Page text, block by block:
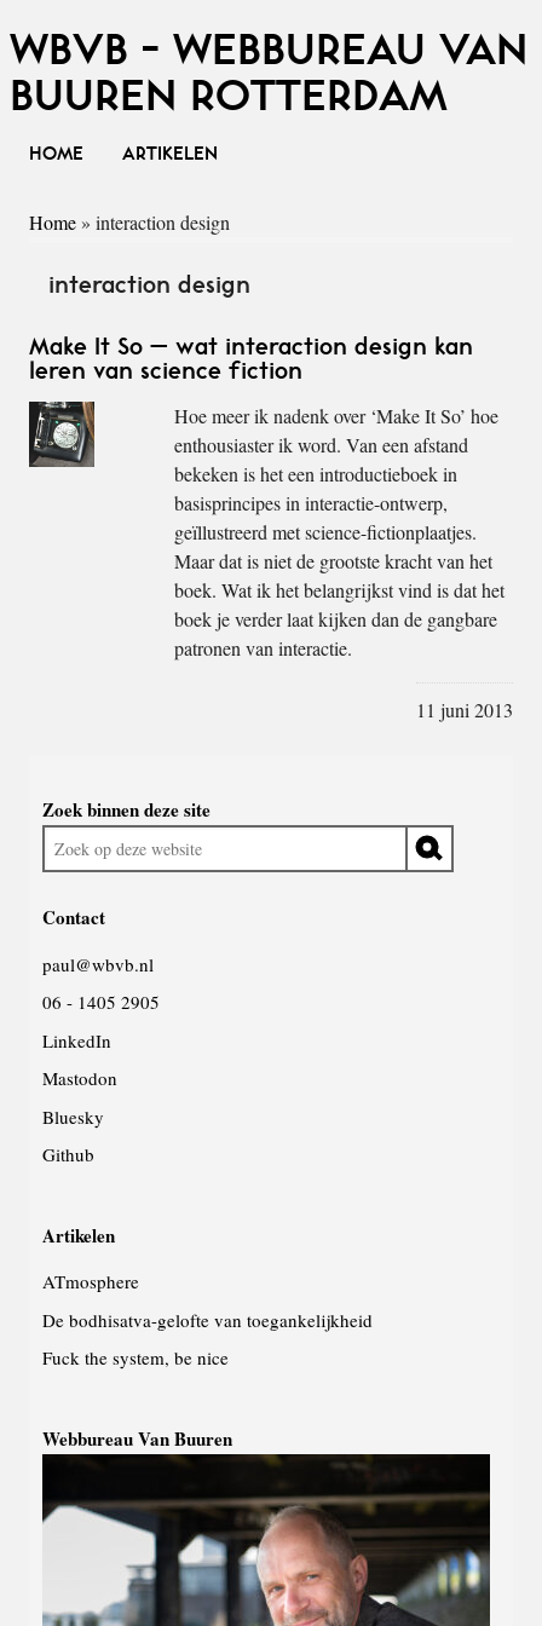
WBVB - WEBBUREAU VAN
BUUREN ROTTERDAM
HOME ARTIKELEN
Home » interaction design
interaction design
Make It So – wat interaction design kan
leren van science fiction
Hoe meer ik nadenk over ‘Make It So’ hoe
enthousiaster ik word. Van een afstand
bekeken is het een introductieboek in
basisprincipes in interactie-ontwerp,
geïllustreerd met science-fictionplaatjes.
Maar dat is niet de grootste kracht van het
boek. Wat ik het belangrijkst vind is dat het
boek je verder laat kijken dan de gangbare
patronen van interactie.
11 juni 2013
algemeen
Zoek binnen deze site
Zoek
op
website
Contact
paul@wbvb.nl
06 - 1405 2905
LinkedIn
Mastodon
Bluesky
Github
Artikelen
ATmosphere
De bodhisatva-gelofte van toegankelijkheid
Fuck the system, be nice
Webbureau Van Buuren